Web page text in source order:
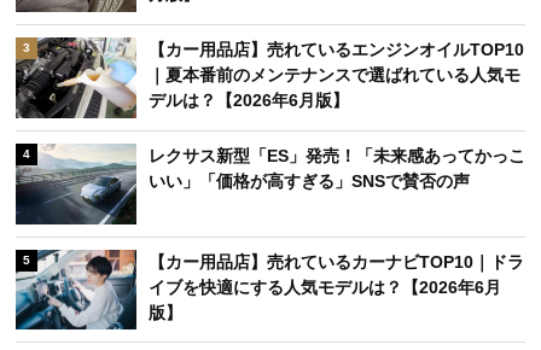
3
【カー用品店】売れているエンジンオイルTOP10
｜夏本番前のメンテナンスで選ばれている人気モ
デルは？【2026年6月版】
4
レクサス新型「ES」発売！「未来感あってかっこ
いい」「価格が高すぎる」SNSで賛否の声
5
【カー用品店】売れているカーナビTOP10｜ドラ
イブを快適にする人気モデルは？【2026年6月
版】